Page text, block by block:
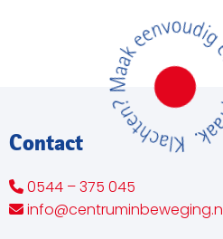
Contact
0544 – 375 045
info@centruminbeweging.nl